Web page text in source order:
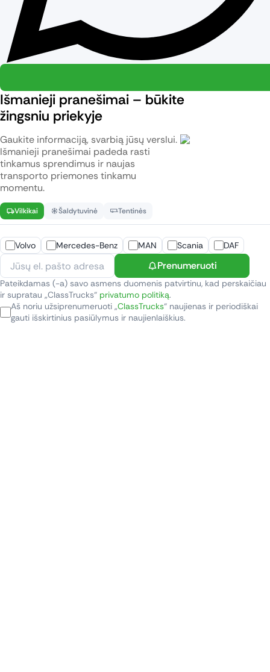
Išmanieji pranešimai – būkite
žingsniu priekyje
Gaukite informaciją, svarbią jūsų verslui.
Išmanieji pranešimai padeda rasti
tinkamus sprendimus ir naujas
transporto priemones tinkamu
momentu.
Vilkikai Šaldytuvinė Tentinės
Volvo Mercedes-Benz MAN Scania DAF
Prenumeruoti
Pateikdamas (-a) savo asmens duomenis patvirtinu, kad perskaičiau
ir supratau „ClassTrucks“ privatumo politiką.
Aš noriu užsiprenumeruoti „ClassTrucks“ naujienas ir periodiškai
gauti išskirtinius pasiūlymus ir naujienlaiškius.